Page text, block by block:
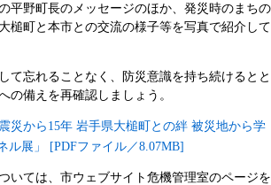
平野町長のメッセージのほか、発災時のまちの
槌町と本市との交流の様子等を写真で紹介して
て忘れることなく、防災意識を持ち続けるとと
の備えを再確認しましょう。
震災から15年 岩手県大槌町との絆 被災地から学
ル展」 [PDFファイル／8.07MB]
いては、市ウェブサイト危機管理室のページを